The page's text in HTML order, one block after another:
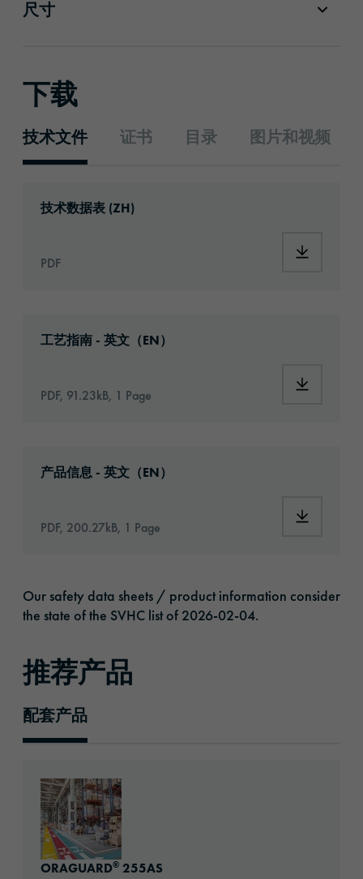
尺寸
下载
技术文件 证书 目录 图片和视频
技术数据表 (ZH)
PDF
工艺指南 - 英文（EN）
PDF, 91.23kB, 1 Page
产品信息 - 英文（EN）
PDF, 200.27kB, 1 Page
Our safety data sheets / product information consider
the state of the SVHC list of 2026-02-04.
推荐产品
配套产品
ORAGUARD® 255AS